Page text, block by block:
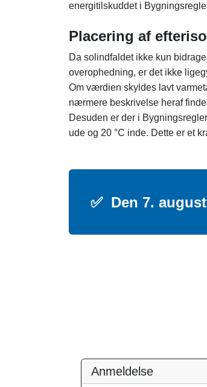
energitilskuddet i
Placering af
Da solindfaldet ikke kun
overophedning, er det ikke
Om værdien skyldes lavt
nærmere beskrivelse heraf
Desuden er der i
ude og 20 °C inde. Dette er et
✅ Den 7.
Anmeldelse